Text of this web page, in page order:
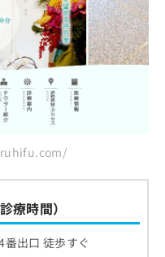
療時間）
出口 徒歩すぐ